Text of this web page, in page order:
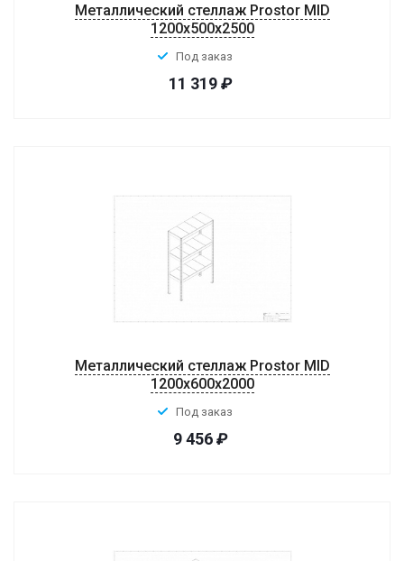
Металлический стеллаж Prostor MID
1200x500x2500
Под заказ
11 319₽
Металлический стеллаж Prostor MID
1200x600x2000
Под заказ
9 456₽